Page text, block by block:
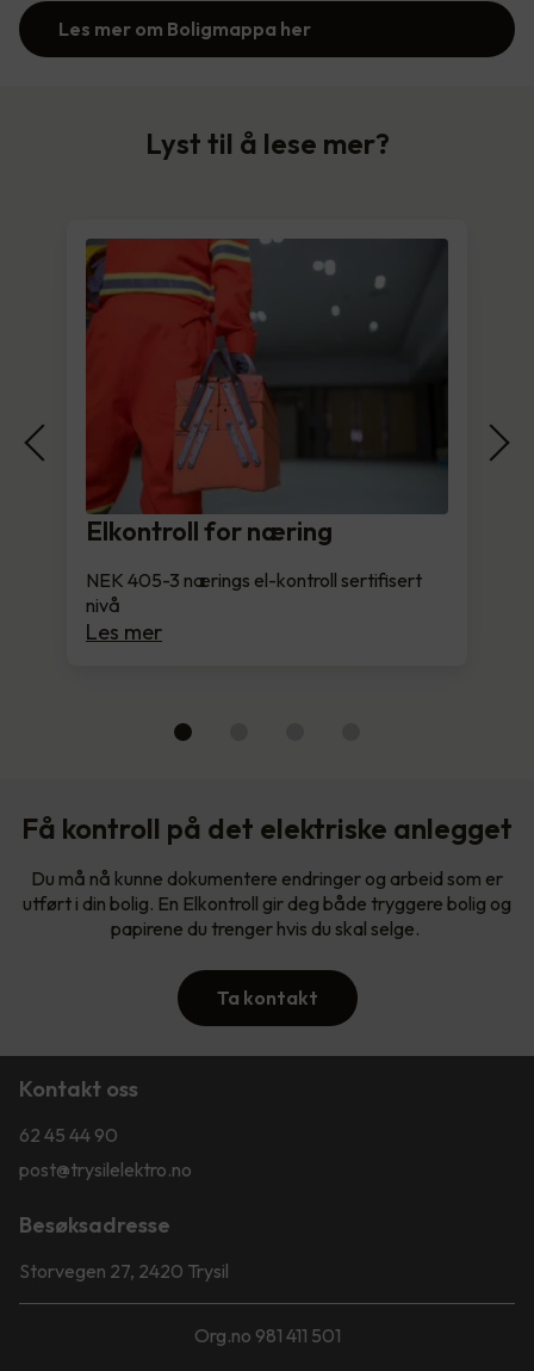
Les mer om Boligmappa her
Lyst til å lese mer?
Elkontroll for næring
NEK 405-3 nærings el-kontroll sertifisert
nivå
Les mer
Få kontroll på det elektriske anlegget
Du må nå kunne dokumentere endringer og arbeid som er
utført i din bolig. En Elkontroll gir deg både tryggere bolig og
papirene du trenger hvis du skal selge.
Ta kontakt
Kontakt oss
62 45 44 90
post@trysilelektro.no
Besøksadresse
Storvegen 27, 2420 Trysil
Org.no 981 411 501